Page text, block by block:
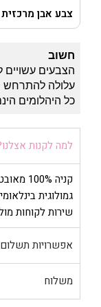
צבע אבן מרכזית
חשוב
הצבעים
עלולה להתרחש
כל היהלומים
למה לקנות
קניה
גמולוגית
שירות לקוחות
אפשרויות תשלום
משלוח